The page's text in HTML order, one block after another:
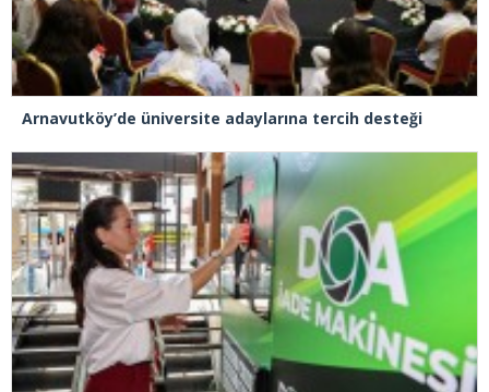
Arnavutköy’de üniversite adaylarına tercih desteği